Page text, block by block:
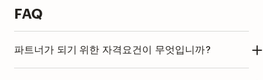
FAQ
파트너가 되기 위한 자격요건이 무엇입니까?